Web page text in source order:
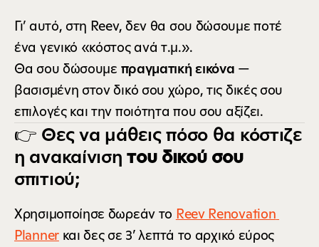
Γι’ αυτό, στη Reev, δεν θα σου δώσουμε ποτέ
ένα γενικό «κόστος ανά τ.μ.».
Θα σου δώσουμε πραγματική εικόνα —
βασισμένη στον δικό σου χώρο, τις δικές σου
επιλογές και την ποιότητα που σου αξίζει.
👉 Θες να μάθεις πόσο θα κόστιζε
η ανακαίνιση του δικού σου
σπιτιού;
Χρησιμοποίησε δωρεάν το Reev Renovation
Planner και δες σε 3’ λεπτά το αρχικό εύρος